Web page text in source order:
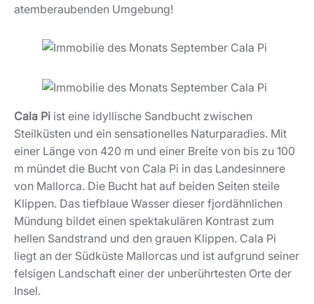
atemberaubenden Umgebung!
Cala Pi ist eine idyllische Sandbucht zwischen
Steilküsten und ein sensationelles Naturparadies. Mit
einer Länge von 420 m und einer Breite von bis zu 100
m mündet die Bucht von Cala Pi in das Landesinnere
von Mallorca. Die Bucht hat auf beiden Seiten steile
Klippen. Das tiefblaue Wasser dieser fjordähnlichen
Mündung bildet einen spektakulären Kontrast zum
hellen Sandstrand und den grauen Klippen. Cala Pi
liegt an der Südküste Mallorcas und ist aufgrund seiner
felsigen Landschaft einer der unberührtesten Orte der
Insel.